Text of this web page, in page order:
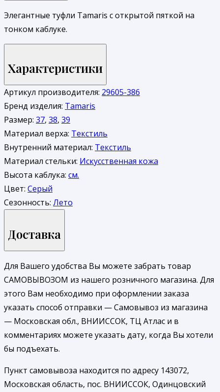
Элегантные туфли Tamaris с открытой пяткой на
тонком каблуке.
Характеристики
Артикул производителя: 29605-386
Бренд изделия: Tamaris
Размер: 37, 38, 39
Материал верха: Текстиль
Внутренний материал: Текстиль
Материал стельки: Искусственная кожа
Высота каблука: см.
Цвет: Серый
Сезонность: Лето
Доставка
Для Вашего удобства Вы можете забрать товар
САМОВЫВОЗОМ из нашего розничного магазина. Для
этого Вам необходимо при оформлении заказа
указать способ отправки — Самовывоз из магазина
— Московская обл., ВНИИССОК, ТЦ Атлас и в
комментариях можете указать дату, когда Вы хотели
бы подъехать.
Пункт самовывоза находится по адресу 143072,
Московская область, пос. ВНИИССОК, Одинцовский